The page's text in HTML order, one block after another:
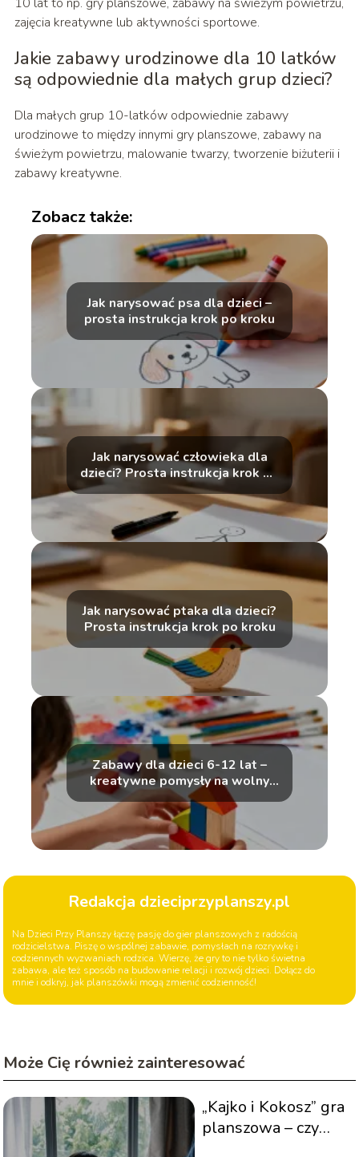
zajęcia kreatywne lub aktywności sportowe.
Jakie zabawy urodzinowe dla 10 latków
są odpowiednie dla małych grup dzieci?
Dla małych grup 10-latków odpowiednie zabawy
urodzinowe to między innymi gry planszowe, zabawy na
świeżym powietrzu, malowanie twarzy, tworzenie biżuterii i
zabawy kreatywne.
Zobacz także:
Jak narysować psa dla dzieci –
prosta instrukcja krok po kroku
Jak narysować człowieka dla
dzieci? Prosta instrukcja krok po
kroku
Jak narysować ptaka dla dzieci?
Prosta instrukcja krok po kroku
Zabawy dla dzieci 6-12 lat –
kreatywne pomysły na wolny
czas
Redakcja dzieciprzyplanszy.pl
Na Dzieci Przy Planszy łączę pasję do gier planszowych z radością
rodzicielstwa. Piszę o wspólnej zabawie, pomysłach na rozrywkę i
codziennych wyzwaniach rodzica. Wierzę, że gry to nie tylko świetna
zabawa, ale też sposób na budowanie relacji i rozwój dzieci. Dołącz do
mnie i odkryj, jak planszówki mogą zmienić codzienność!
Może Cię również zainteresować
„Kajko i Kokosz” gra
planszowa – czy